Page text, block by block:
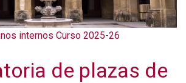
internos Curso 2025-26
de plazas de